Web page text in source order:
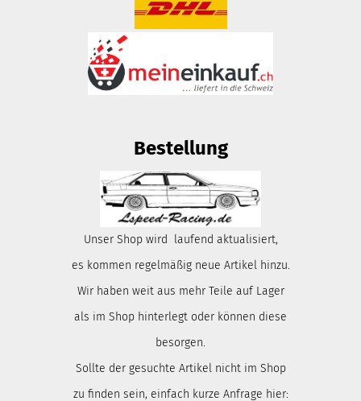
Bestellung
Unser Shop wird laufend aktualisiert,
es kommen regelmäßig neue Artikel hinzu.
Wir haben weit aus mehr Teile auf Lager
als im Shop hinterlegt oder können diese
besorgen.
Sollte der gesuchte Artikel nicht im Shop
zu finden sein, einfach kurze Anfrage hier: